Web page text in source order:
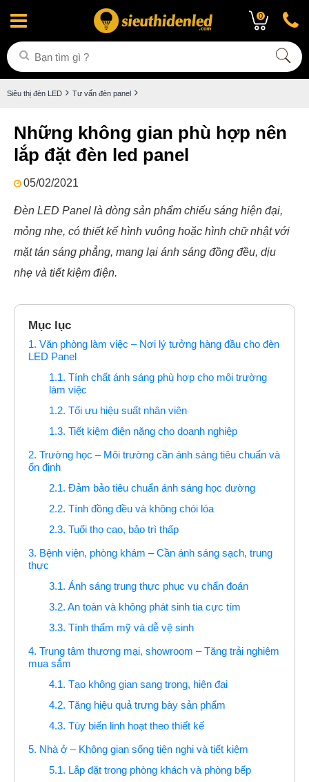
0
Siêu thị đèn LED Tư vấn đèn panel
Những không gian phù hợp nên
lắp đặt đèn led panel
05/02/2021
Đèn LED Panel là dòng sản phẩm chiếu sáng hiện đại,
mỏng nhẹ, có thiết kế hình vuông hoặc hình chữ nhật với
mặt tán sáng phẳng, mang lại ánh sáng đồng đều, dịu
nhẹ và tiết kiệm điện.
Mục lục
1. Văn phòng làm việc – Nơi lý tưởng hàng đầu cho đèn
LED Panel
1.1. Tính chất ánh sáng phù hợp cho môi trường
làm việc
1.2. Tối ưu hiệu suất nhân viên
1.3. Tiết kiệm điện năng cho doanh nghiệp
2. Trường học – Môi trường cần ánh sáng tiêu chuẩn và
ổn định
2.1. Đảm bảo tiêu chuẩn ánh sáng học đường
2.2. Tính đồng đều và không chói lóa
2.3. Tuổi thọ cao, bảo trì thấp
3. Bệnh viện, phòng khám – Cần ánh sáng sạch, trung
thực
3.1. Ánh sáng trung thực phục vụ chẩn đoán
3.2. An toàn và không phát sinh tia cực tím
3.3. Tính thẩm mỹ và dễ vệ sinh
4. Trung tâm thương mại, showroom – Tăng trải nghiệm
mua sắm
4.1. Tạo không gian sang trọng, hiện đại
4.2. Tăng hiệu quả trưng bày sản phẩm
4.3. Tùy biến linh hoạt theo thiết kế
5. Nhà ở – Không gian sống tiện nghi và tiết kiệm
5.1. Lắp đặt trong phòng khách và phòng bếp